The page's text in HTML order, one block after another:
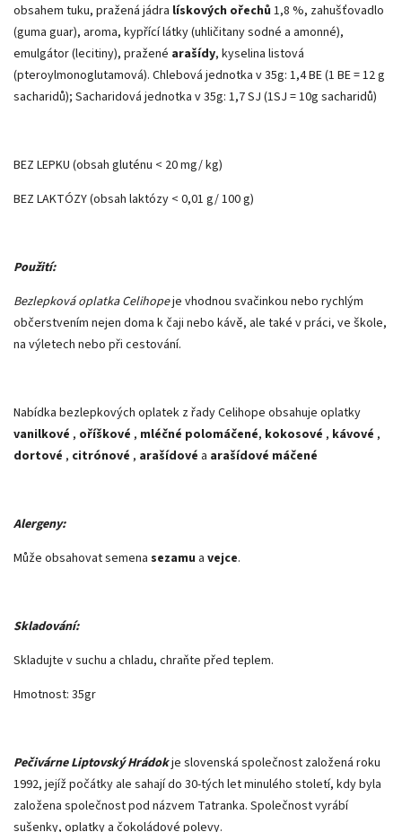
obsahem tuku, pražená jádra lískových ořechů 1,8 %, zahušťovadlo
(guma guar), aroma, kypřící látky (uhličitany sodné a amonné),
emulgátor (lecitiny), pražené arašídy, kyselina listová
(pteroylmonoglutamová). Chlebová jednotka v 35g: 1,4 BE (1 BE = 12 g
sacharidů); Sacharidová jednotka v 35g: 1,7 SJ (1SJ = 10g sacharidů)
BEZ LEPKU (obsah gluténu < 20 mg/ kg)
BEZ LAKTÓZY (obsah laktózy < 0,01 g/ 100 g)
Použití:
Bezlepková oplatka Celihopeje vhodnou svačinkou nebo rychlým
občerstvením nejen doma k čaji nebo kávě, ale také v práci, ve škole,
na výletech nebo při cestování.
Nabídka bezlepkových oplatek z řady Celihope obsahuje oplatky
vanilkové , oříškové , mléčné polomáčené, kokosové , kávové ,
dortové , citrónové , arašídové a arašídové máčené
Alergeny:
Může obsahovat semena sezamu a vejce.
Skladování:
Skladujte v suchu a chladu, chraňte před teplem.
Hmotnost: 35gr
Pečivárne Liptovský Hrádokje slovenská společnost založená roku
1992, jejíž počátky ale sahají do 30-tých let minulého století, kdy byla
založena společnost pod názvem Tatranka. Společnost vyrábí
sušenky, oplatky a čokoládové polevy.